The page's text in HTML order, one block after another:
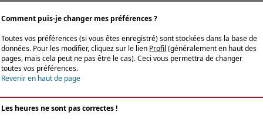
Comment puis-je changer mes préférences ?
Toutes vos préférences (si vous êtes enregistré) sont stockées dans la base de
données. Pour les modifier, cliquez sur le lien Profil (généralement en haut des
pages, mais cela peut ne pas être le cas). Ceci vous permettra de changer
toutes vos préférences.
Revenir en haut de page
Les heures ne sont pas correctes !